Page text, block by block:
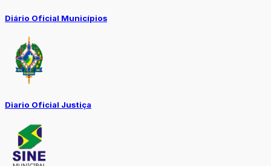
Diário Oficial Municípios
Diario Oficial Justiça